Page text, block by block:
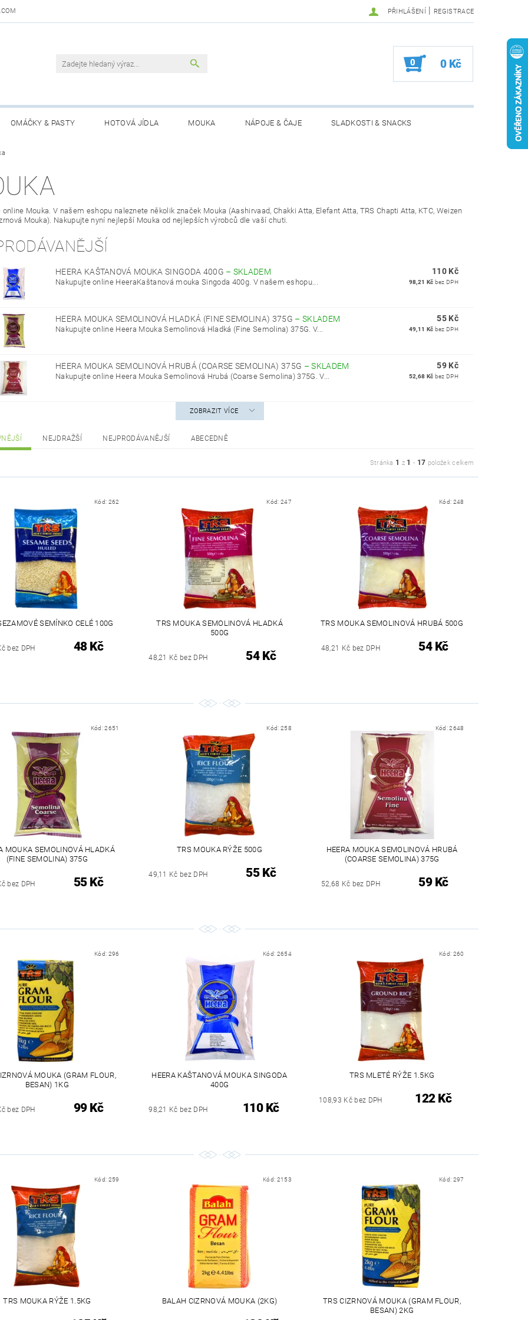
PŘIHLÁŠENÍ | REGISTRACE
0 0 Kč
OMÁČKY & PASTY HOTOVÁ JÍDLA MOUKA NÁPOJE & ČAJE SLADKOSTI & SNACKS
online Mouka. V našem eshopu naleznete několik značek Mouka (Aashirvaad, Chakki Atta, Elefant Atta, TRS Chapti Atta, KTC, Weizen
Mouka). Nakupujte nyní nejlepší Mouka od nejlepších výrobců dle vaší chuti.
HEERA KAŠTANOVÁ MOUKA SINGODA 400G – SKLADEM
Nakupujte online HeeraKaštanová mouka Singoda 400g. V našem eshopu...
110 Kč
98,21 Kč bez DPH
HEERA MOUKA SEMOLINOVÁ HLADKÁ (FINE SEMOLINA) 375G – SKLADEM
Nakupujte online Heera Mouka Semolinová Hladká (Fine Semolina) 375G. V...
55 Kč
49,11 Kč bez DPH
HEERA MOUKA SEMOLINOVÁ HRUBÁ (COARSE SEMOLINA) 375G –SKLADEM
Nakupujte online Heera Mouka Semolinová Hrubá (Coarse Semolina) 375G. V...
59 Kč
52,68 Kč bez DPH
ZOBRAZIT VÍCE
NEJDRAŽŠÍ NEJPRODÁVANĚJŠÍ ABECEDNĚ
Stránka 1 z 1 - 17 položek celkem
Kód: 262
SEMÍNKO CELÉ 100G
bez DPH 48 Kč
Kód:247
TRS MOUKA SEMOLINOVÁ HLADKÁ
500G
48,21 Kč bez DPH 54 Kč
Kód: 248
TRS MOUKA SEMOLINOVÁ HRUBÁ 500G
48,21 Kč bez DPH 54 Kč
Kód:2651
MOUKA SEMOLINOVÁ HLADKÁ
(FINE SEMOLINA) 375G
bez DPH 55 Kč
Kód:258
TRS MOUKA RÝŽE 500G
49,11 Kč bez DPH 55 Kč
Kód:2648
HEERA MOUKA SEMOLINOVÁ HRUBÁ
(COARSE SEMOLINA) 375G
52,68 Kč bez DPH 59 Kč
Kód: 296
MOUKA (GRAM FLOUR,
BESAN) 1KG
bez DPH 99 Kč
Kód: 2654
HEERA KAŠTANOVÁ MOUKA SINGODA
400G
98,21 Kč bez DPH 110 Kč
Kód: 260
TRS MLETÉ RÝŽE 1.5KG
108,93 Kč bez DPH 122 Kč
Kód: 259
TRS MOUKA RÝŽE 1.5KG
Kód: 2153
BALAH CIZRNOVÁ MOUKA (2KG)
Kód: 297
TRS CIZRNOVÁ MOUKA (GRAM FLOUR,
BESAN) 2KG